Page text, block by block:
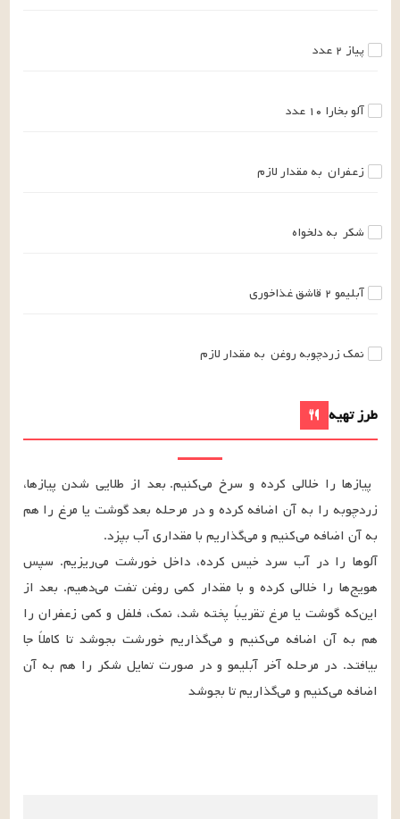
پیاز ۲ عدد
آلو بخارا ۱۰ عدد
زعفران به مقدار لازم
شکر به دلخواه
آبلیمو ۲ قاشق غذاخوری
نمک زردچوبه روغن به مقدار لازم
طرز تهیه
اضافه می‌کنیم و می‌گذاریم تا بجوشد